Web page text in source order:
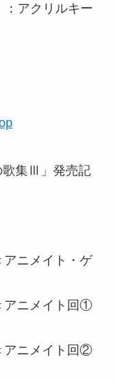
：アクリルキー
歌集Ⅲ」発売記
ニメイト・ゲ
アニメイト回①
アニメイト回②